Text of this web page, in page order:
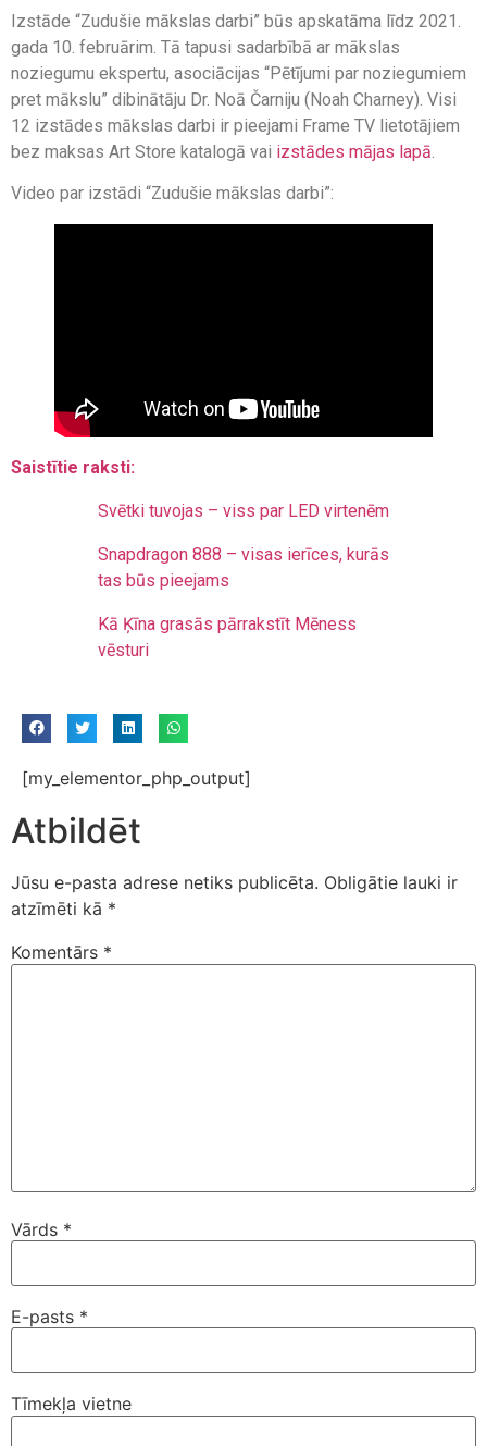
Izstāde “Zudušie mākslas darbi” būs apskatāma līdz 2021.
gada 10. februārim. Tā tapusi sadarbībā ar mākslas
noziegumu ekspertu, asociācijas “Pētījumi par noziegumiem
pret mākslu” dibinātāju Dr. Noā Čarniju (Noah Charney). Visi
12 izstādes mākslas darbi ir pieejami Frame TV lietotājiem
bez maksas Art Store katalogā vai izstādes mājas lapā.
Video par izstādi “Zudušie mākslas darbi”:
Saistītie raksti:
Svētki tuvojas – viss par LED virtenēm
Snapdragon 888 – visas ierīces, kurās
tas būs pieejams
Kā Ķīna grasās pārrakstīt Mēness
vēsturi
[my_elementor_php_output]
Atbildēt
Jūsu e-pasta adrese netiks publicēta. Obligātie lauki ir
atzīmēti kā *
Komentārs *
Vārds *
E-pasts *
Tīmekļa vietne